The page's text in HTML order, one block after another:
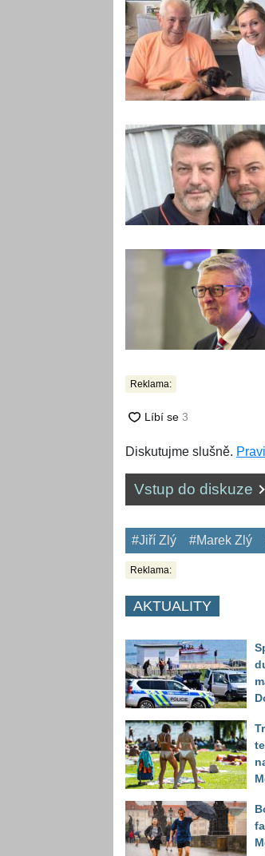
Reklama:
Diskutujme slušně.
Vstup do diskuze
#Jiří Zlý #Marek Zlý
Reklama:
AKTUALITY